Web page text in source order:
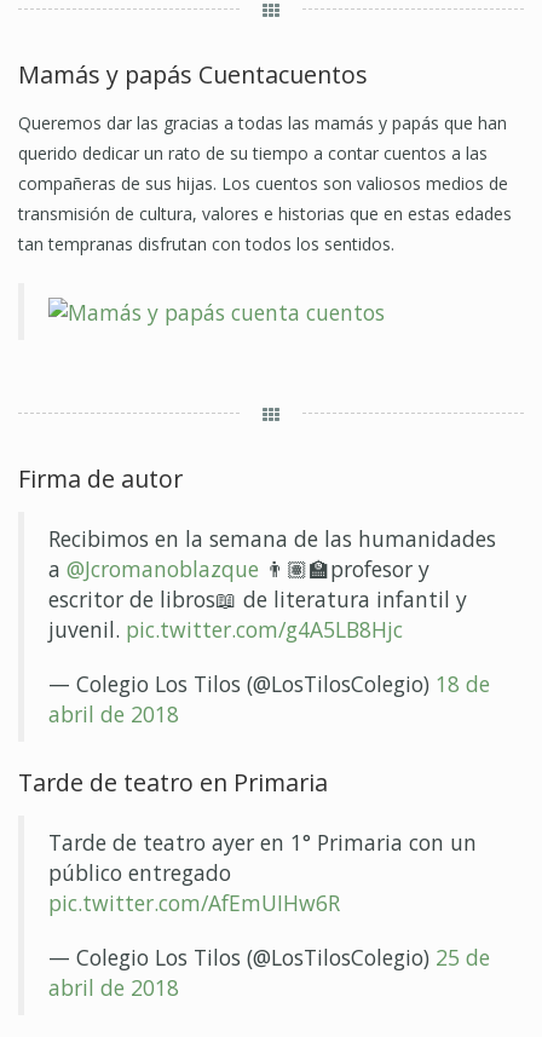
Mamás y papás Cuentacuentos
Queremos dar las gracias a todas las mamás y papás que han
querido dedicar un rato de su tiempo a contar cuentos a las
compañeras de sus hijas. Los cuentos son valiosos medios de
transmisión de cultura, valores e historias que en estas edades
tan tempranas disfrutan con todos los sentidos.
Firma de autor
Recibimos en la semana de las humanidades
a @Jcromanoblazque 👨🏽🏫profesor y
escritor de libros📖 de literatura infantil y
juvenil. pic.twitter.com/g4A5LB8Hjc
— Colegio Los Tilos (@LosTilosColegio) 18 de
abril de 2018
Tarde de teatro en Primaria
Tarde de teatro ayer en 1° Primaria con un
público entregado
pic.twitter.com/AfEmUIHw6R
— Colegio Los Tilos (@LosTilosColegio) 25 de
abril de 2018